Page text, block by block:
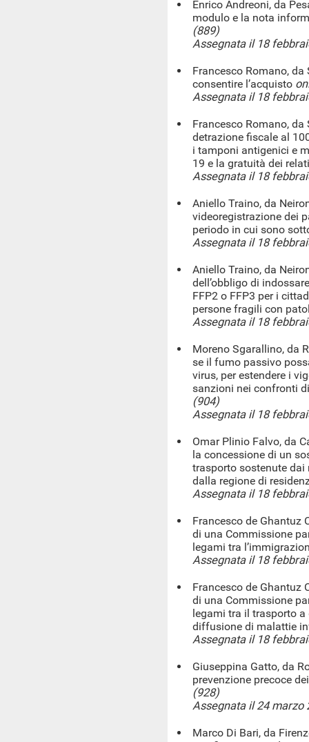
Enrico Andreoni, da
modulo e la nota
(889)
Assegnata il 18
Francesco Romano,
consentire l’acquisto
Assegnata il 18
Francesco Romano,
detrazione fiscale al
i tamponi antigenici e
19 e la gratuità dei
Assegnata il 18
Aniello Traino, da
videoregistrazione dei
periodo in cui sono
Assegnata il 18
Aniello Traino, da
dell’obbligo di
FFP2 o FFP3 per i
persone fragili con
Assegnata il 18
Moreno Sgarallino, da
se il fumo passivo
virus, per estendere i
sanzioni nei confronti
(904)
Assegnata il 18
Omar Plinio Falvo, da
la concessione di un
trasporto sostenute
dalla regione di
Assegnata il 18
Francesco de Ghantuz
di una Commissione
legami tra
Assegnata il 18
Francesco de Ghantuz
di una Commissione
legami tra il trasporto
diffusione di malattie
Assegnata il 18
Giuseppina Gatto, da
prevenzione precoce
(928)
Assegnata il 24 marzo
Marco Di Bari, da